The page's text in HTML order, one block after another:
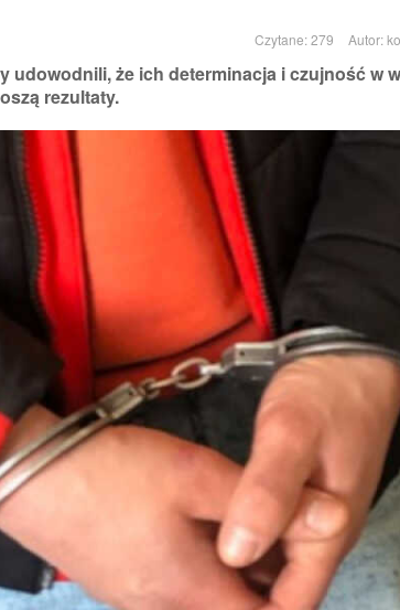
Czytane: 279 Autor:
że ich determinacja i czujność w
rezultaty.